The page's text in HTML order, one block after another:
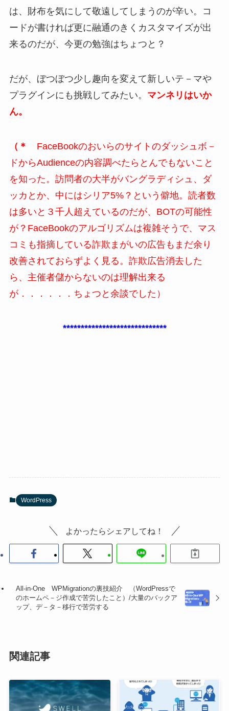
は、財布を気にして敬遠してしまうのが辛い。コ
ードが書ければ更に融通のきくカスタマイズが出
来るのだが、今更の勉強はちょつと？
だが、ぼつぼつ少し趣向を変えて新しいテ－マや
プラグインにも挑戦してみたい。 マンネリはいか
ん。
（＊ FaceBookのおいらのサイトのダッシュボ－
ドからAudienceの内容調べたらとんでもないこと
を知った。訪問者の大半がバングラディシュ、ダ
ッカとか、中にはシリア5%？という僻地。読者数
は多いと３千人超えているのだが、BOTの可能性
が？FaceBookのアルゴリズムは複雑そうで、マス
コミも指摘している詐欺まがいの広告もまだ余り
改善されておらずよく見る。詐欺広告消去した
ら、主催者儲からないのは理解出来る
が．．．．．．ちょつと余談でした）
*****************************
WordPress
よかったらシェアしてね！
All-in-One WPMigrationの裏技紹介 （WordPressで
のホームペ－ジ作成で苦労したこと）/大量のバックア
ップ、デ－タ－移行で苦労する
関連記事